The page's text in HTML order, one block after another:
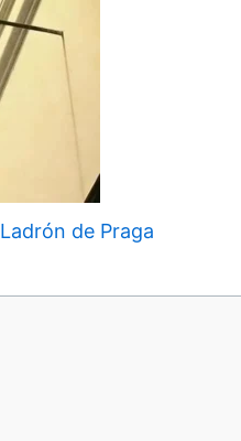
de Praga